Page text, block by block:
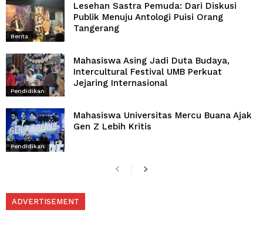
Berita
Lesehan Sastra Pemuda: Dari Diskusi
Publik Menuju Antologi Puisi Orang
Tangerang
Pendidikan
Mahasiswa Asing Jadi Duta Budaya,
Intercultural Festival UMB Perkuat
Jejaring Internasional
Pendidikan
Mahasiswa Universitas Mercu Buana Ajak
Gen Z Lebih Kritis
ADVERTISEMENT